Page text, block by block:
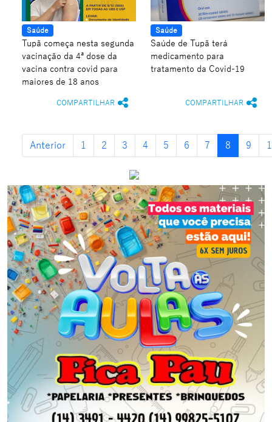
Saúde
Tupã começa nesta segunda
vacinação da 4ª dose da
vacina contra covid para
maiores de 18 anos
COMPARTILHAR
Saúde
Saúde de Tupã terá
medicamento para
tratamento da Covid-19
COMPARTILHAR
Anterior 1 2 3 4 5 6 7 8 9